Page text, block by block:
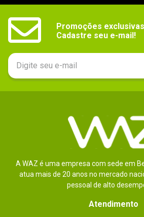
Promoções
Cadastre seu e-mail!
A WAZ é uma empresa com sede em
atua mais de 20 anos no mercado
pessoal de alto
Atendimento